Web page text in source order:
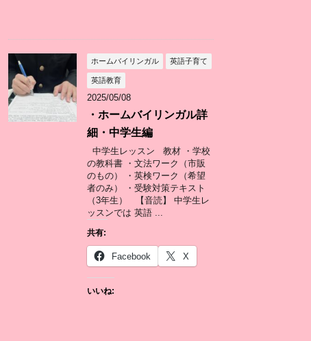
ホームバイリンガル 英語子育て
英語教育
2025/05/08
・ホームバイリンガル詳
細・中学生編
中学生レッスン 教材 ・学校
の教科書 ・文法ワーク（市販
のもの） ・英検ワーク（希望
者のみ） ・受験対策テキスト
（3年生） 【音読】 中学生レ
ッスンでは 英語 ...
共有:
Facebook X
いいね: